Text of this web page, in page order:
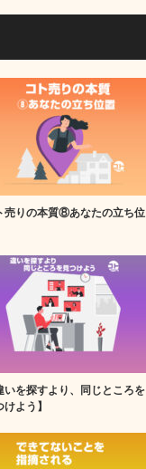
売りの本質⑧あなたの立ち位
いを探すより、同じところを
けよう】